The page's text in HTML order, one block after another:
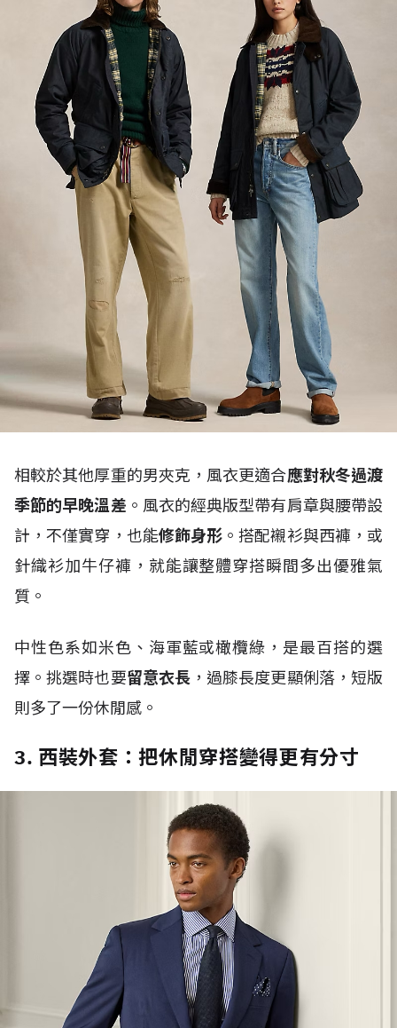
相較於其他厚重的男夾克，風衣更適合應對秋冬過渡
季節的早晚溫差 。風衣的經典版型帶有肩章與腰帶設
計，不僅實穿，也能修飾身形 。搭配襯衫與西褲，或
針織衫加牛仔褲，就能讓整體穿搭瞬間多出優雅氣
質。
中性色系如米色、海軍藍或橄欖綠，是最百搭的選
擇。挑選時也要留意衣長 ，過膝長度更顯俐落，短版
則多了一份休閒感。
3. 西裝外套：把休閒穿搭變得更有分寸